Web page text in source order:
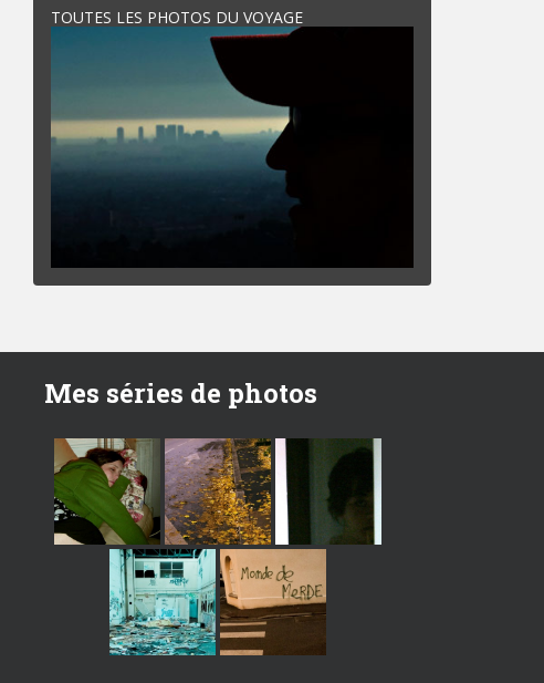
TOUTES LES PHOTOS DU VOYAGE
Mes séries de photos